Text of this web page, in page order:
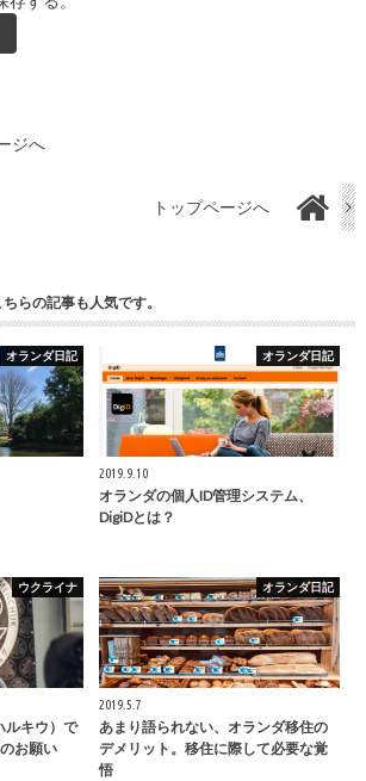
ジへ
トップページへ
ちらの記事も人気です。
オランダ日記 オランダ日記
2019.9.10
オランダの個人ID管理システム、
DigiDとは？
ウクライナ
ルキウ）で
お願い
オランダ日記
2019.5.7
あまり語られない、オランダ移住の
デメリット。移住に際して必要な覚
悟